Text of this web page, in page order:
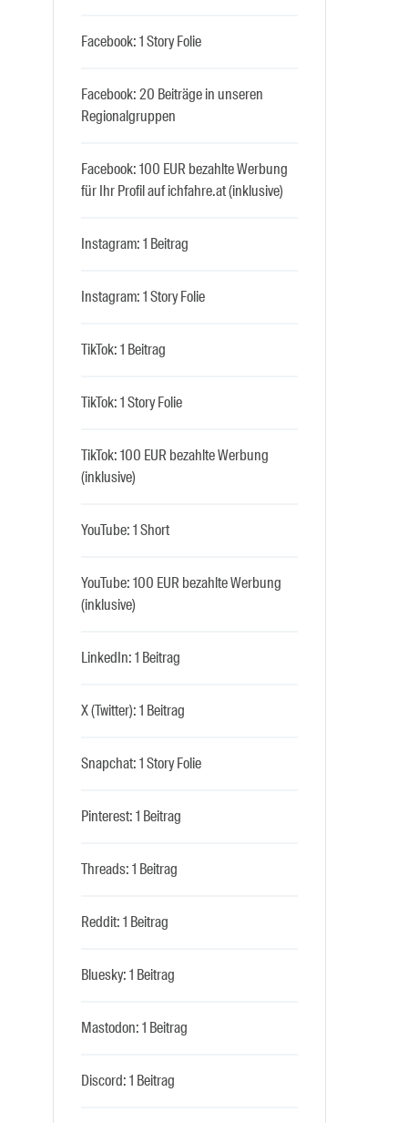
Facebook: 1 Story Folie
Facebook: 20 Beiträge in unseren
Regionalgruppen
Facebook: 100 EUR bezahlte Werbung
für Ihr Profil auf ichfahre.at (inklusive)
Instagram: 1 Beitrag
Instagram: 1 Story Folie
TikTok: 1 Beitrag
TikTok: 1 Story Folie
TikTok: 100 EUR bezahlte Werbung
(inklusive)
YouTube: 1 Short
YouTube: 100 EUR bezahlte Werbung
(inklusive)
LinkedIn: 1 Beitrag
X (Twitter): 1 Beitrag
Snapchat: 1 Story Folie
Pinterest: 1 Beitrag
Threads: 1 Beitrag
Reddit: 1 Beitrag
Bluesky: 1 Beitrag
Mastodon: 1 Beitrag
Discord: 1 Beitrag